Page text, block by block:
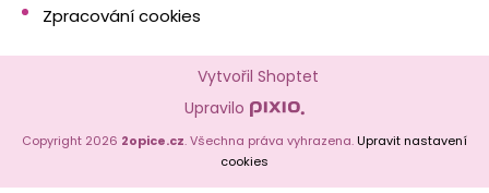
Zpracování cookies
Vytvořil Shoptet
Upravilo
Copyright 2026 2opice.cz. Všechna práva vyhrazena.Upravit nastavení
cookies